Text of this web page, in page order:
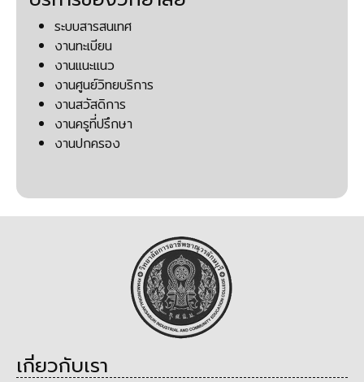
ระบบสารสนเทศ
งานทะเบียน
งานแนะแนว
งานศูนย์วิทยบริการ
งานสวัสดิการ
งานครูที่ปรึกษา
งานปกครอง
เกี่ยวกับเรา